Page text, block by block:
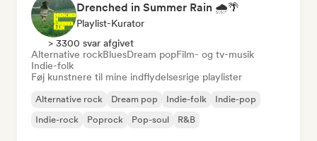
Drenched in Summer Rain 🌧️🌴
Playlist-Kurator
> 3300 svar afgivet
Alternative rockBluesDream popFilm- og tv-musik
Indie-folk
Føj kunstnere til mine indflydelsesrige playlister
Alternative rock Dream pop Indie-folk
Indie-pop
Indie-rock
Poprock Pop-soul R&B